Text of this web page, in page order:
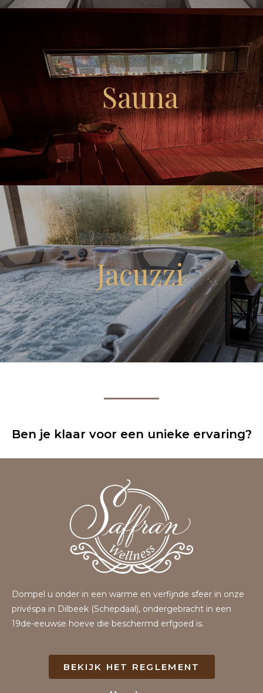
Sauna
Jacuzzi
Ben je klaar voor een unieke ervaring?
Dompel u onder in een warme en verfijnde sfeer in onze
privéspa in Dilbeek (Schepdaal), ondergebracht in een
19de-eeuwse hoeve die beschermd erfgoed is.
BEKIJK HET REGLEMENT